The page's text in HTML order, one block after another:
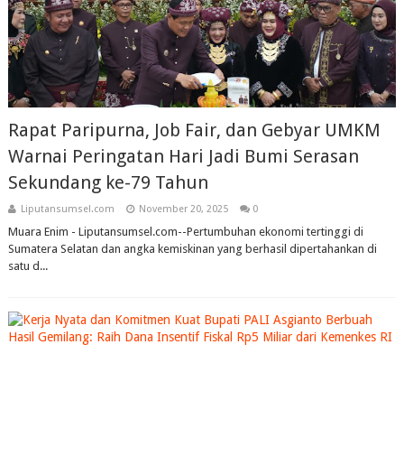
Rapat Paripurna, Job Fair, dan Gebyar UMKM
Warnai Peringatan Hari Jadi Bumi Serasan
Sekundang ke-79 Tahun
Liputansumsel.com November 20, 2025 0
Muara Enim - Liputansumsel.com--Pertumbuhan ekonomi tertinggi di
Sumatera Selatan dan angka kemiskinan yang berhasil dipertahankan di
satu d...